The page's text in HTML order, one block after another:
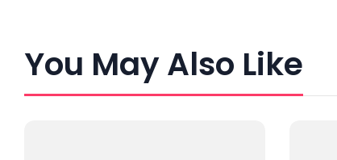
You May Also Like